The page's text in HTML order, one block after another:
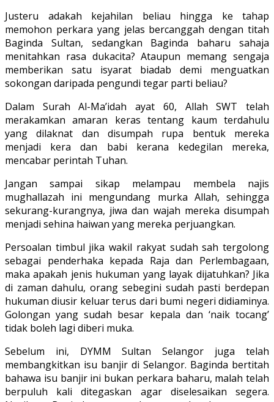
Justeru adakah kejahilan beliau hingga ke tahap
memohon perkara yang jelas bercanggah dengan titah
Baginda Sultan, sedangkan Baginda baharu sahaja
menitahkan rasa dukacita? Ataupun memang sengaja
memberikan satu isyarat biadab demi menguatkan
sokongan daripada pengundi tegar parti beliau?
Dalam Surah Al-Ma’idah ayat 60, Allah SWT telah
merakamkan amaran keras tentang kaum terdahulu
yang dilaknat dan disumpah rupa bentuk mereka
menjadi kera dan babi kerana kedegilan mereka,
mencabar perintah Tuhan.
Jangan sampai sikap melampau membela najis
mughallazah ini mengundang murka Allah, sehingga
sekurang-kurangnya, jiwa dan wajah mereka disumpah
menjadi sehina haiwan yang mereka perjuangkan.
Persoalan timbul jika wakil rakyat sudah sah tergolong
sebagai penderhaka kepada Raja dan Perlembagaan,
maka apakah jenis hukuman yang layak dijatuhkan? Jika
di zaman dahulu, orang sebegini sudah pasti berdepan
hukuman diusir keluar terus dari bumi negeri didiaminya.
Golongan yang sudah besar kepala dan ‘naik tocang’
tidak boleh lagi diberi muka.
Sebelum ini, DYMM Sultan Selangor juga telah
membangkitkan isu banjir di Selangor. Baginda bertitah
bahawa isu banjir ini bukan perkara baharu, malah telah
berpuluh kali ditegaskan agar diselesaikan segera.